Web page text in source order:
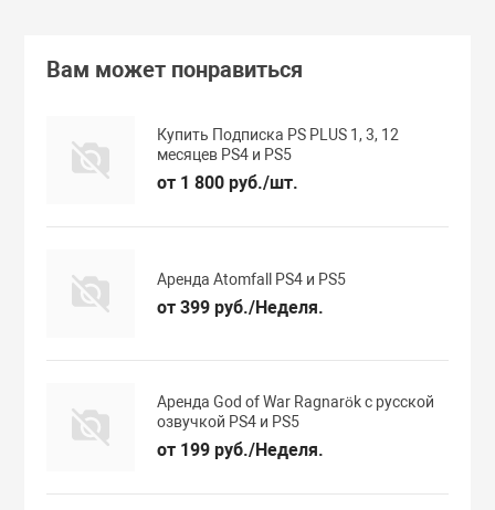
Вам может понравиться
Купить Подписка PS PLUS 1, 3, 12
месяцев PS4 и PS5
от 1 800 руб./шт.
Аренда Atomfall PS4 и PS5
от 399 руб./Неделя.
Аренда God of War Ragnarök с русской
озвучкой PS4 и PS5
от 199 руб./Неделя.